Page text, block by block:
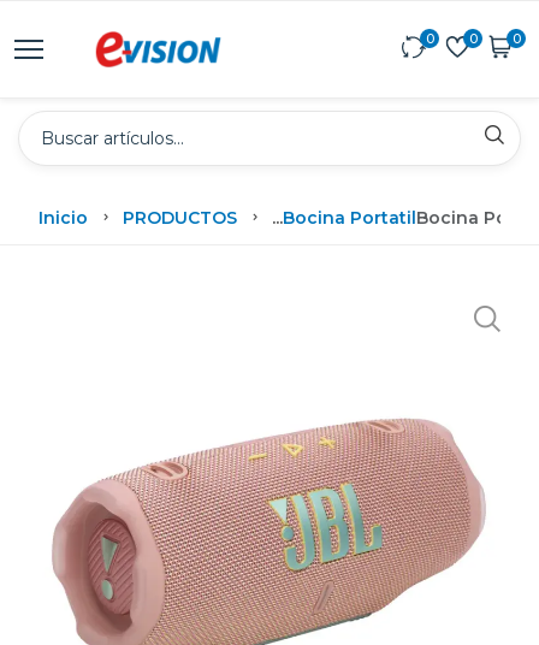
0 0 0
Inicio PRODUCTOS ...Bocina PortatilBocina